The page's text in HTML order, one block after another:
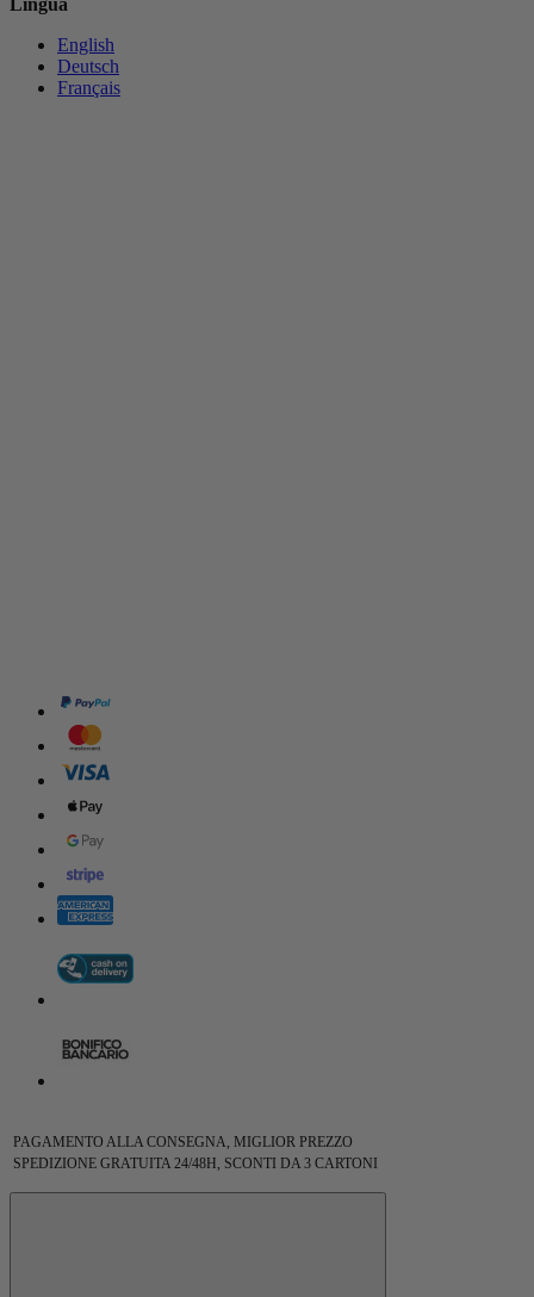
Lingua
English
Deutsch
Français
PAGAMENTO ALLA CONSEGNA, MIGLIOR PREZZO
SPEDIZIONE GRATUITA 24/48H, SCONTI DA 3 CARTONI